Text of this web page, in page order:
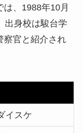
、1988年10月
出身校は駿台学
察官と紹介され
イスケ